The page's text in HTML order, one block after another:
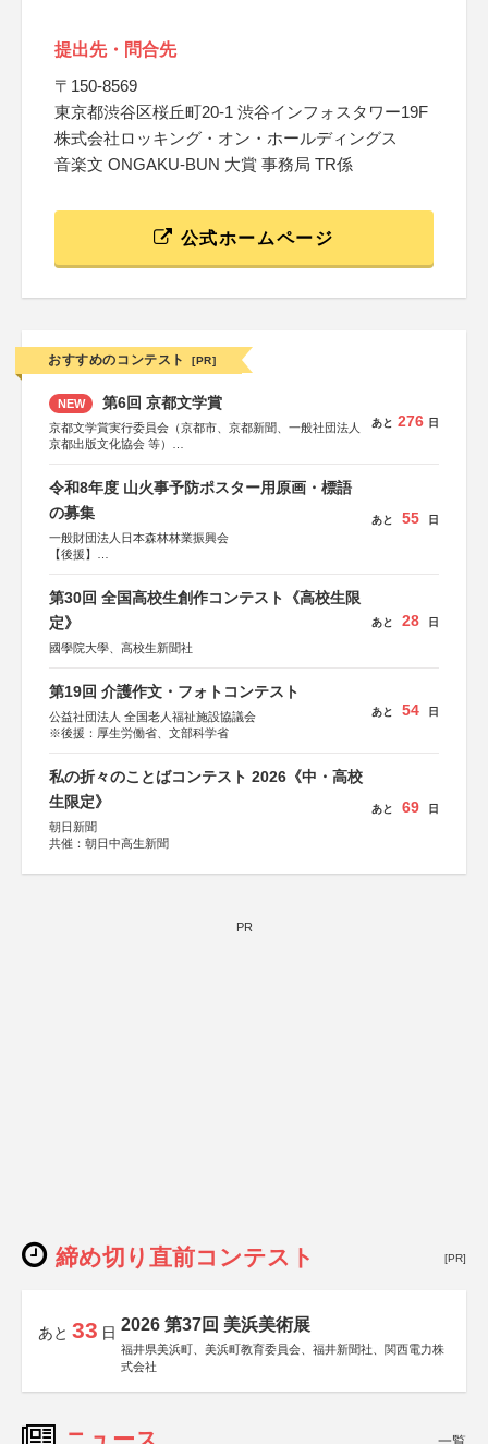
提出先・問合先
〒150-8569
東京都渋谷区桜丘町20-1 渋谷インフォスタワー19F
株式会社ロッキング・オン・ホールディングス
音楽文 ONGAKU-BUN 大賞 事務局 TR係
公式ホームページ
おすすめのコンテスト [PR]
NEW 第6回 京都文学賞
京都文学賞実行委員会（京都市、京都新聞、一般社団法人
京都出版文化協会 等）
KADOKAWA、河出書房新社、幻冬舎、講談社、光文社、
集英社、小学館、祥伝社、新潮社、淡交社、ちいさいミシ
マ社、徳間書店、早川書房、PHP研究所、双葉社、文藝春
あと 276 日
令和8年度 山火事予防ポスター用原画・標語
の募集
一般財団法人日本森林林業振興会
【後援】
会、森林火災対策協会
あと 55 日
第30回 全国高校生創作コンテスト《高校生限
定》
國學院大學、高校生新聞社
あと 28 日
第19回 介護作文・フォトコンテスト
公益社団法人 全国老人福祉施設協議会
※後援：厚生労働省、文部科学省
あと 54 日
私の折々のことばコンテスト 2026《中・高校
生限定》
朝日新聞
共催：朝日中高生新聞
あと 69 日
PR
締め切り直前コンテスト [PR]
あと 33 日 2026 第37回 美浜美術展
福井県美浜町、美浜町教育委員会、福井新聞社、関西電力株
式会社